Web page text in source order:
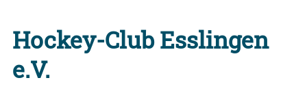
Hockey-Club Esslingen
e.V.